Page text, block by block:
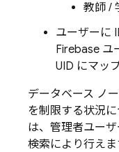
教師 /
ユーザーに
Firebase ユ
UID にマッ
データベース ノ
を制限する状況
は、管理者ユー
検索により行え